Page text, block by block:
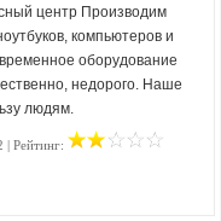
центр Производим
компьютеров и
оборудование
недорого. Наше
людям.
| Рейтинг: